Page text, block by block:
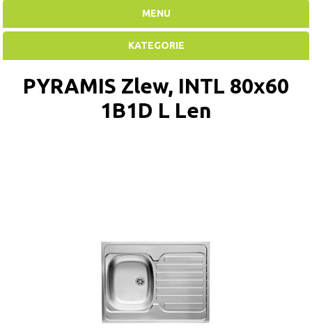
MENU
KATEGORIE
PYRAMIS Zlew, INTL 80x60
1B1D L Len